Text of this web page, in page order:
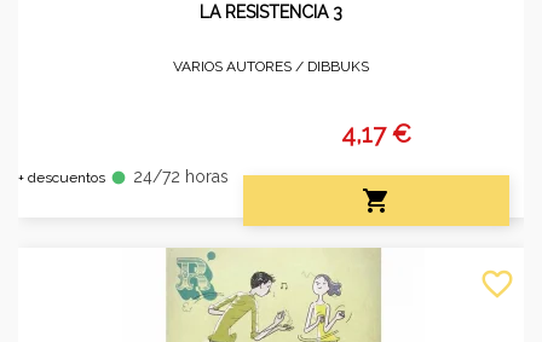
LA RESISTENCIA 3
VARIOS AUTORES / DIBBUKS
+ descuentos fiber_manual_record 24/72 horas
4,17 €

favorite_border